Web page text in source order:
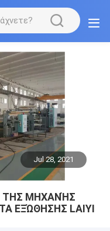
Jul 28, 2021
ΤΗΣ ΜΗΧΑΝΉΣ
ΕΞΏΘΗΣΗΣ LAIYI